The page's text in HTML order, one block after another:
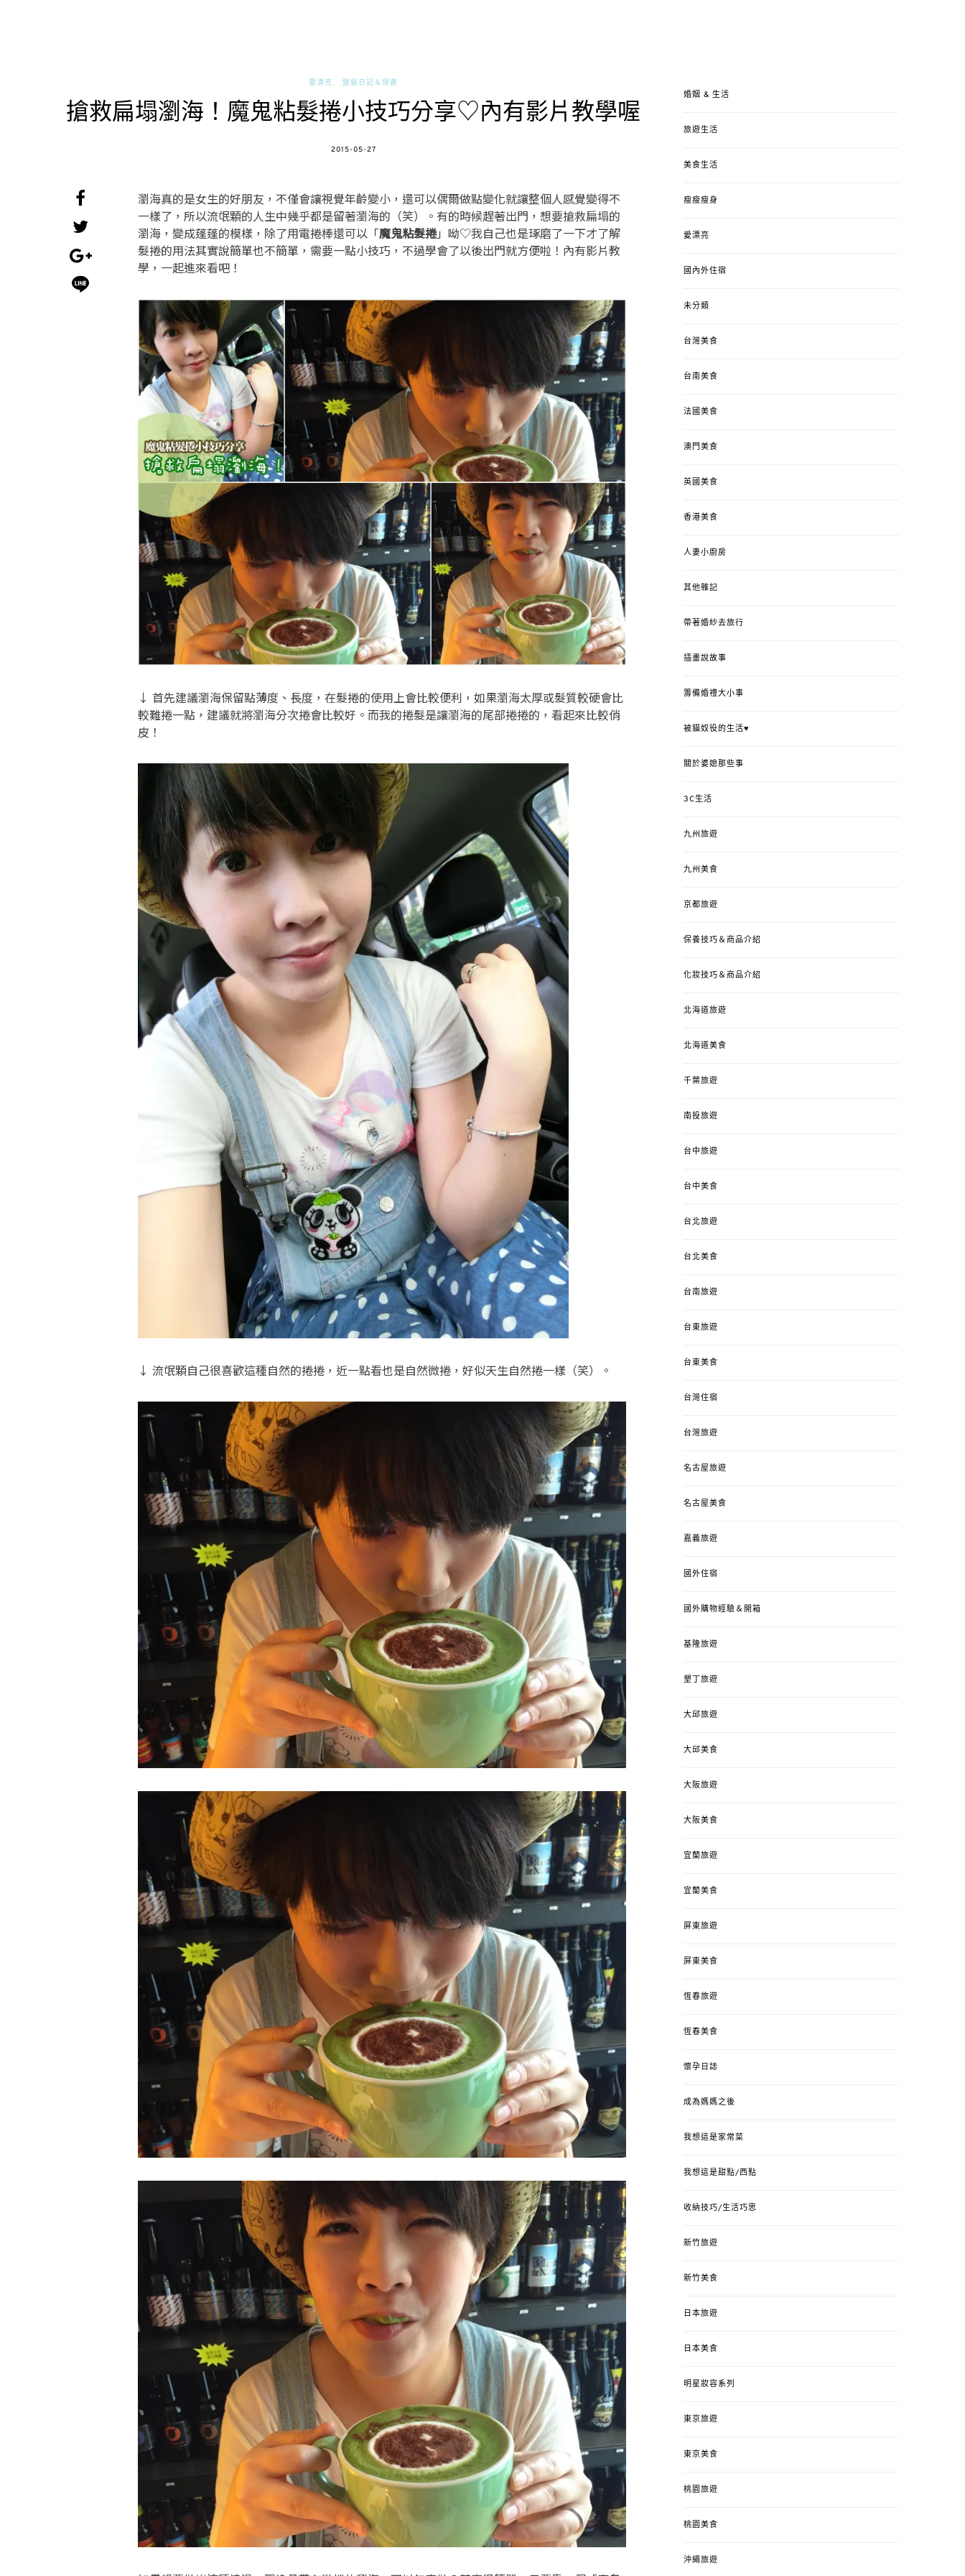
愛漂亮 變髮日記＆保養
搶救扁塌瀏海！魔鬼粘髮捲小技巧分享♡內有影片教學喔
POSTED
2015-05-27
瀏海真的是女生的好朋友，不僅會讓視覺年齡變小，還可以偶爾做點變化就讓整個人感覺變得不
一樣了，所以流氓顆的人生中幾乎都是留著瀏海的（笑）。有的時候趕著出門，想要搶救扁塌的
瀏海，變成蓬蓬的模樣，除了用電捲棒還可以「魔鬼粘髮捲」呦♡我自己也是琢磨了一下才了解
髮捲的用法其實說簡單也不簡單，需要一點小技巧，不過學會了以後出門就方便啦！內有影片教
學，一起進來看吧！
↓ 首先建議瀏海保留點薄度、長度，在髮捲的使用上會比較便利，如果瀏海太厚或髮質較硬會比
較難捲一點，建議就將瀏海分次捲會比較好。而我的捲髮是讓瀏海的尾部捲捲的，看起來比較俏
皮！
↓ 流氓顆自己很喜歡這種自然的捲捲，近一點看也是自然微捲，好似天生自然捲一樣（笑）。
婚姻 & 生活
旅遊生活
美食生活
瘦瘦瘦身
愛漂亮
國內外住宿
未分類
台灣美食
台南美食
法國美食
澳門美食
英國美食
香港美食
人妻小廚房
其他雜記
帶著婚紗去旅行
插畫說故事
籌備婚禮大小事
被貓奴役的生活♥
關於婆媳那些事
3C生活
九州旅遊
九州美食
京都旅遊
保養技巧＆商品介紹
化妝技巧＆商品介紹
北海道旅遊
北海道美食
千葉旅遊
南投旅遊
台中旅遊
台中美食
台北旅遊
台北美食
台南旅遊
台東旅遊
台東美食
台灣住宿
台灣旅遊
名古屋旅遊
名古屋美食
嘉義旅遊
國外住宿
國外購物經驗＆開箱
基隆旅遊
墾丁旅遊
大邱旅遊
大邱美食
大阪旅遊
大阪美食
宜蘭旅遊
宜蘭美食
屏東旅遊
屏東美食
恆春旅遊
恆春美食
懷孕日誌
成為媽媽之後
我想這是家常菜
我想這是甜點/西點
收納技巧/生活巧思
新竹旅遊
新竹美食
日本旅遊
日本美食
明星妝容系列
東京旅遊
東京美食
桃園旅遊
桃園美食
沖繩旅遊